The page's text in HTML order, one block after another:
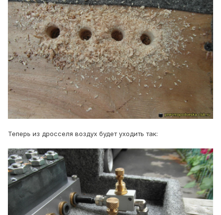
Теперь из дросселя воздух будет уходить так: